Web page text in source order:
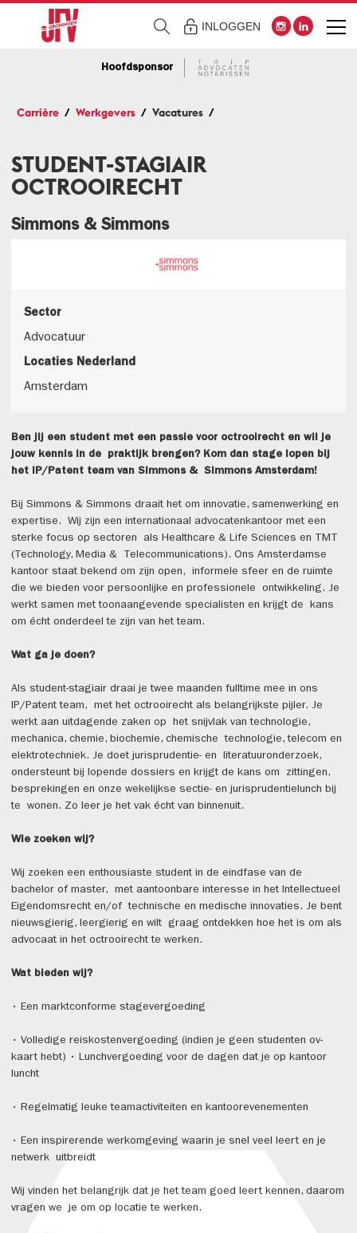
INLOGGEN
Hoofdsponsor
Carrière Werkgevers Vacatures
STUDENT-STAGIAIR
OCTROOIRECHT
Simmons & Simmons
Sector
Advocatuur
Locaties Nederland
Amsterdam
Ben jij een student met een passie voor octrooirecht en wil je
jouw kennis in de praktijk brengen? Kom dan stage lopen bij
het IP/Patent team van Simmons & Simmons Amsterdam!
Bij Simmons & Simmons draait het om innovatie, samenwerking en
expertise. Wij zijn een internationaal advocatenkantoor met een
sterke focus op sectoren als Healthcare & Life Sciences en TMT
(Technology, Media & Telecommunications). Ons Amsterdamse
kantoor staat bekend om zijn open, informele sfeer en de ruimte
die we bieden voor persoonlijke en professionele ontwikkeling. Je
werkt samen met toonaangevende specialisten en krijgt de kans
om écht onderdeel te zijn van het team.
Wat ga je doen?
Als student-stagiair draai je twee maanden fulltime mee in ons
IP/Patent team, met het octrooirecht als belangrijkste pijler. Je
werkt aan uitdagende zaken op het snijvlak van technologie,
mechanica, chemie, biochemie, chemische technologie, telecom en
elektrotechniek. Je doet jurisprudentie- en literatuuronderzoek,
ondersteunt bij lopende dossiers en krijgt de kans om zittingen,
besprekingen en onze wekelijkse sectie- en jurisprudentielunch bij
te wonen. Zo leer je het vak écht van binnenuit.
Wie zoeken wij?
Wij zoeken een enthousiaste student in de eindfase van de
bachelor of master, met aantoonbare interesse in het Intellectueel
Eigendomsrecht en/of technische en medische innovaties. Je bent
nieuwsgierig, leergierig en wilt graag ontdekken hoe het is om als
advocaat in het octrooirecht te werken.
Wat bieden wij?
• Een marktconforme stagevergoeding
• Volledige reiskostenvergoeding (indien je geen studenten ov-
kaart hebt) • Lunchvergoeding voor de dagen dat je op kantoor
luncht
• Regelmatig leuke teamactiviteiten en kantoorevenementen
• Een inspirerende werkomgeving waarin je snel veel leert en je
netwerk uitbreidt
Wij vinden het belangrijk dat je het team goed leert kennen, daarom
vragen we je om op locatie te werken.